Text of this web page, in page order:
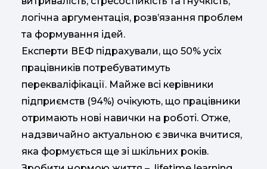
логічна аргументація, розв’язання проблем
та формування ідей.
Експерти ВЕФ підрахували, що 50% усіх
працівників потребуватимуть
перекваліфікації. Майже всі керівники
підприємств (94%) очікують, що працівники
отримають нові навички на роботі. Отже,
надзвичайно актуальною є звичка вчитися,
яка формується ще зі шкільних років.